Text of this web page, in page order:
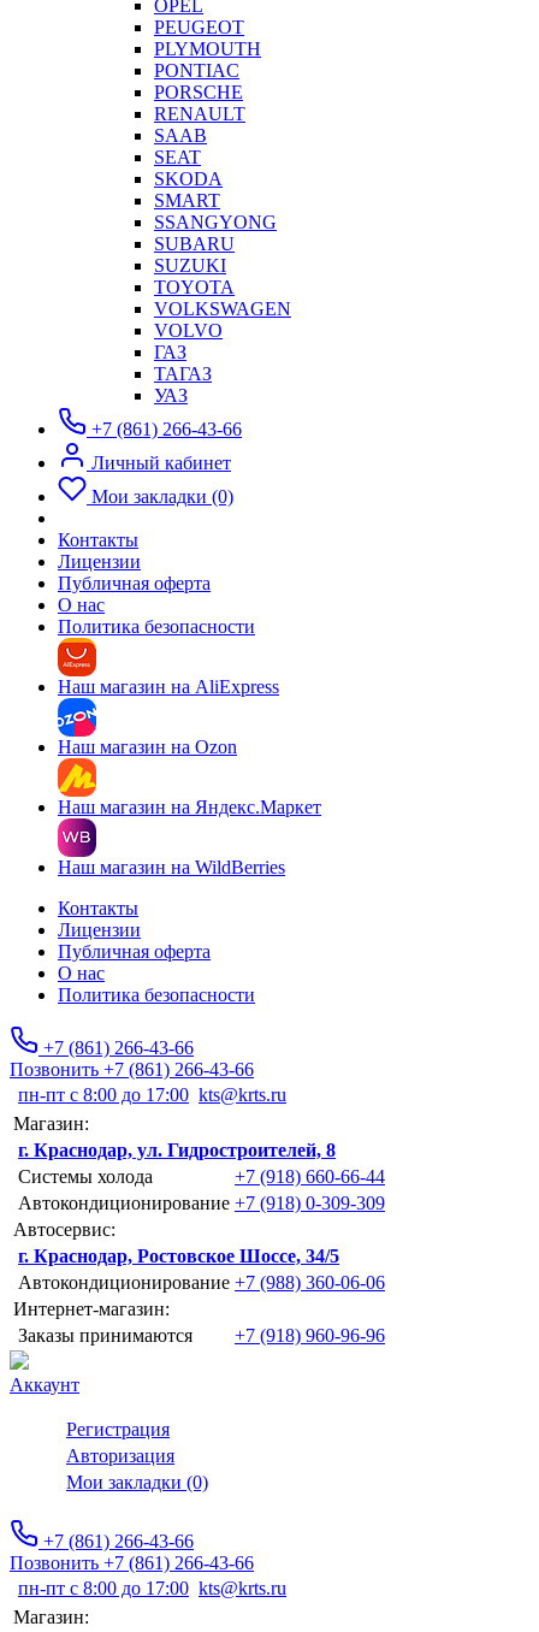
OPEL
PEUGEOT
PLYMOUTH
PONTIAC
PORSCHE
RENAULT
SAAB
SEAT
SKODA
SMART
SSANGYONG
SUBARU
SUZUKI
TOYOTA
VOLKSWAGEN
VOLVO
ГАЗ
ТАГАЗ
УАЗ
+7 (861) 266-43-66
Личный кабинет
Мои закладки (0)
Контакты
Лицензии
Публичная оферта
О нас
Политика безопасности
Наш магазин на AliExpress
Наш магазин на Ozon
Наш магазин на Яндекс.Маркет
Наш магазин на WildBerries
Контакты
Лицензии
Публичная оферта
О нас
Политика безопасности
+7 (861) 266-43-66
Позвонить +7 (861) 266-43-66
пн-пт с 8:00 до 17:00 kts@krts.ru
Магазин:
г. Краснодар, ул. Гидростроителей, 8
Системы холода
+7 (918) 660-66-44
Автокондиционирование +7 (918) 0-309-309
Автосервис:
г. Краснодар, Ростовское Шоссе, 34/5
Автокондиционирование +7 (988) 360-06-06
Интернет-магазин:
Заказы принимаются
+7 (918) 960-96-96
Аккаунт
Регистрация
Авторизация
Мои закладки (0)
+7 (861) 266-43-66
Позвонить +7 (861) 266-43-66
пн-пт с 8:00 до 17:00 kts@krts.ru
Магазин: